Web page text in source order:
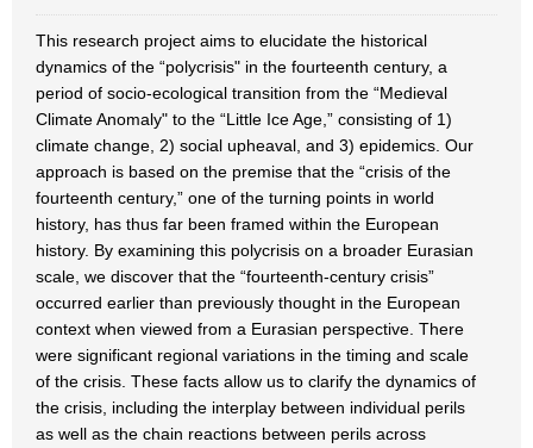
This research project aims to elucidate the historical
dynamics of the “polycrisis" in the fourteenth century, a
period of socio-ecological transition from the “Medieval
Climate Anomaly" to the “Little Ice Age,” consisting of 1)
climate change, 2) social upheaval, and 3) epidemics. Our
approach is based on the premise that the “crisis of the
fourteenth century,” one of the turning points in world
history, has thus far been framed within the European
history. By examining this polycrisis on a broader Eurasian
scale, we discover that the “fourteenth-century crisis”
occurred earlier than previously thought in the European
context when viewed from a Eurasian perspective. There
were significant regional variations in the timing and scale
of the crisis. These facts allow us to clarify the dynamics of
the crisis, including the interplay between individual perils
as well as the chain reactions between perils across